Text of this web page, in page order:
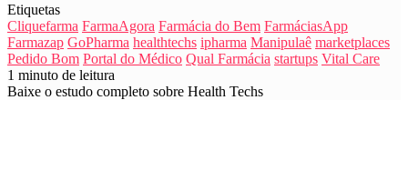
Etiquetas
Cliquefarma FarmaAgora Farmácia do Bem FarmáciasApp
Farmazap GoPharma healthtechs ipharma Manipulaê marketplaces
Pedido Bom Portal do Médico Qual Farmácia startups Vital Care
1 minuto de leitura
Baixe o estudo completo sobre Health Techs